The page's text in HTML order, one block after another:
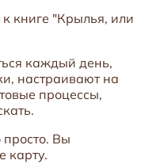
книге "Крылья, или
каждый день,
настраивают на
процессы,
просто. Вы
карту.